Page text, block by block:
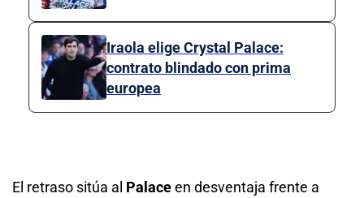
Iraola elige Crystal Palace:
contrato blindado con prima
europea
El retraso sitúa al Palaceen desventaja frente a